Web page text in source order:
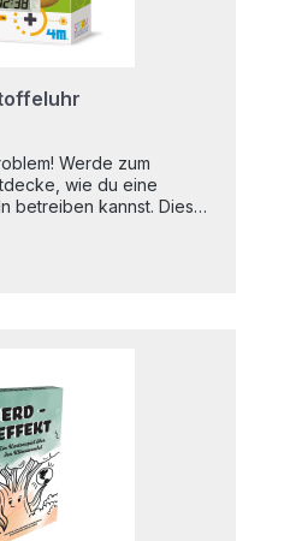
Werde zum
wie du eine
betreiben kannst. Dieses
wird. Verbinde Drähte
– und die Uhr
Klebeband,
Kabel, ausführliche
können von der
8+